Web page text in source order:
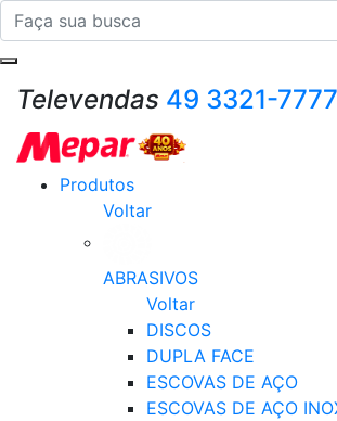
Televendas 49 3321-7777
Produtos
Voltar
ABRASIVOS
Voltar
DISCOS
DUPLA FACE
ESCOVAS DE AÇO
ESCOVAS DE AÇO